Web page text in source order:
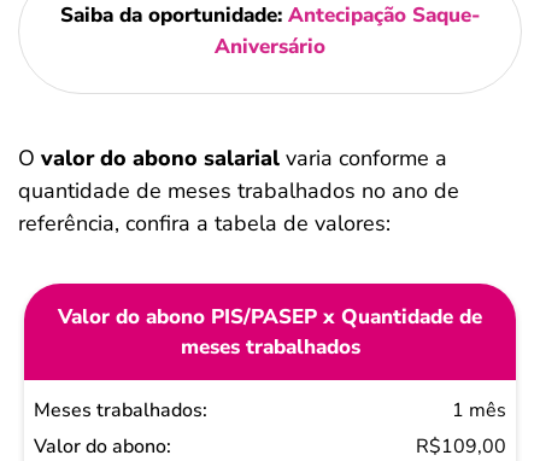
Saiba da oportunidade: Antecipação Saque-
Aniversário
O valor do abono salarial varia conforme a
quantidade de meses trabalhados no ano de
referência, confira a tabela de valores:
Valor do abono PIS/PASEP x Quantidade de
meses trabalhados
Meses
trabalhados
1 mês
R$109,00